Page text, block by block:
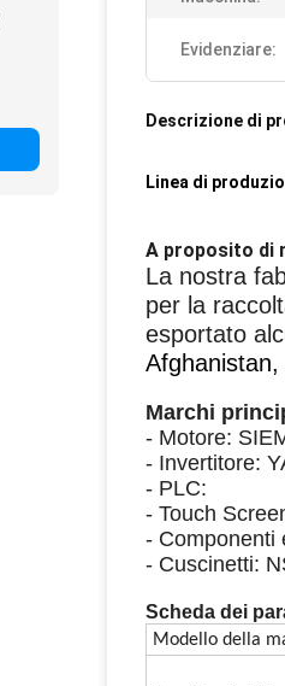
Evidenziare:
Descrizione di
Linea di
A proposito di
La nostra
per la
esportato
Marchi
- Motore:
- Invertitore:
- PLC:
- Touch
- Componenti
- Cuscinetti:
Scheda dei
Modello della